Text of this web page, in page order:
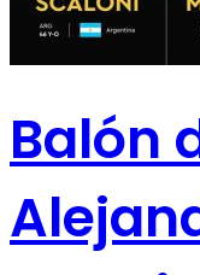
Balón